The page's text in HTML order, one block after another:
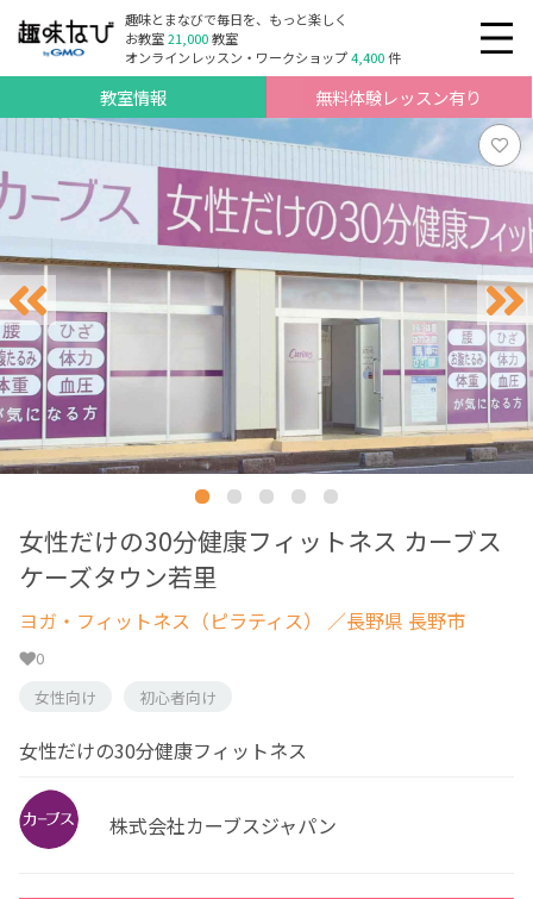
趣味とまなびで毎日を、もっと楽しく
お教室21,000教室
オンラインレッスン・ワークショップ4,400件
教室情報 無料体験レッスン有り
女性だけの30分健康フィットネス カーブス
ケーズタウン若里
ヨガ・フィットネス（ピラティス） ／長野県 長野市
0
女性向け
初心者向け
女性だけの30分健康フィットネス
株式会社カーブスジャパン